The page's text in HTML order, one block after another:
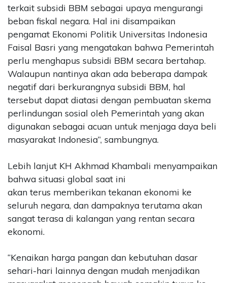
terkait subsidi BBM sebagai upaya mengurangi
beban fiskal negara. Hal ini disampaikan
pengamat Ekonomi Politik Universitas Indonesia
Faisal Basri yang mengatakan bahwa Pemerintah
perlu menghapus subsidi BBM secara bertahap.
Walaupun nantinya akan ada beberapa dampak
negatif dari berkurangnya subsidi BBM, hal
tersebut dapat diatasi dengan pembuatan skema
perlindungan sosial oleh Pemerintah yang akan
digunakan sebagai acuan untuk menjaga daya beli
masyarakat Indonesia”, sambungnya.
Lebih lanjut KH Akhmad Khambali menyampaikan
bahwa situasi global saat ini
akan terus memberikan tekanan ekonomi ke
seluruh negara, dan dampaknya terutama akan
sangat terasa di kalangan yang rentan secara
ekonomi.
“Kenaikan harga pangan dan kebutuhan dasar
sehari-hari lainnya dengan mudah menjadikan